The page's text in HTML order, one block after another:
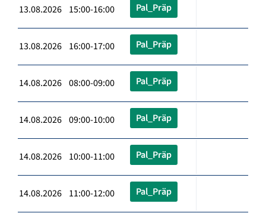
13.08.2026 15:00-16:00 Pal_Präp
13.08.2026 16:00-17:00 Pal_Präp
14.08.2026 08:00-09:00 Pal_Präp
14.08.2026 09:00-10:00 Pal_Präp
14.08.2026 10:00-11:00 Pal_Präp
14.08.2026 11:00-12:00 Pal_Präp